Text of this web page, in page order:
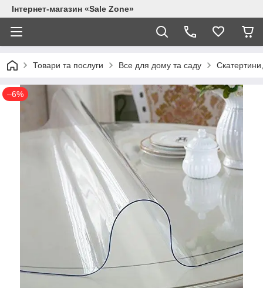
Інтернет-магазин «Sale Zone»
Товари та послуги Все для дому та саду
–6%